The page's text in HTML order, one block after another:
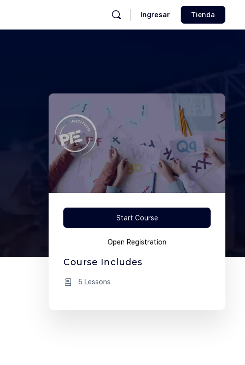
Ingresar Tienda
Start Course
Open Registration
Course Includes
5 Lessons